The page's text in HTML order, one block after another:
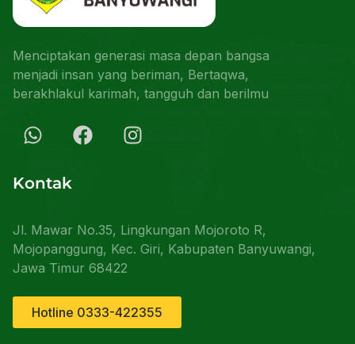
Menciptakan generasi masa depan bangsa
menjadi insan yang beriman, Bertaqwa,
berakhlakul karimah, tangguh dan berilmu
Kontak
Jl. Mawar No.35, Lingkungan Mojoroto R,
Mojopanggung, Kec. Giri, Kabupaten Banyuwangi,
Jawa Timur 68422
Hotline 0333-422355